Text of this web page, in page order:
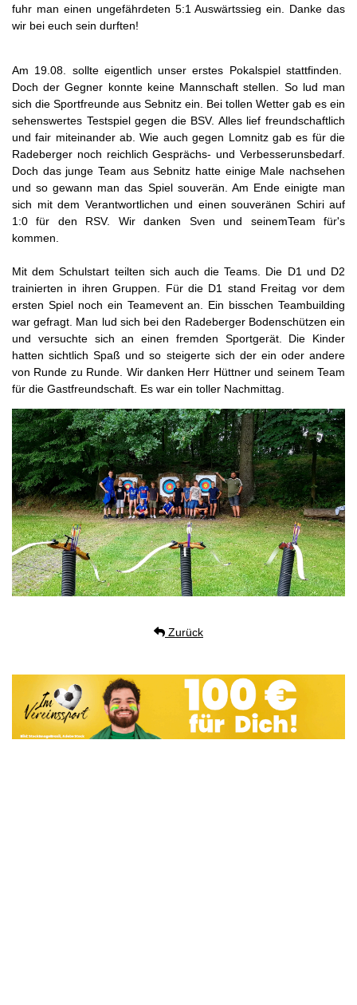
fuhr man einen ungefährdeten 5:1 Auswärtssieg ein. Danke das
wir bei euch sein durften!
Am 19.08. sollte eigentlich unser erstes Pokalspiel stattfinden.
Doch der Gegner konnte keine Mannschaft stellen. So lud man
sich die Sportfreunde aus Sebnitz ein. Bei tollen Wetter gab es ein
sehenswertes Testspiel gegen die BSV. Alles lief freundschaftlich
und fair miteinander ab. Wie auch gegen Lomnitz gab es für die
Radeberger noch reichlich Gesprächs- und Verbesserunsbedarf.
Doch das junge Team aus Sebnitz hatte einige Male nachsehen
und so gewann man das Spiel souverän. Am Ende einigte man
sich mit dem Verantwortlichen und einen souveränen Schiri auf
1:0 für den RSV. Wir danken Sven und seinemTeam für's
kommen.
Mit dem Schulstart teilten sich auch die Teams. Die D1 und D2
trainierten in ihren Gruppen. Für die D1 stand Freitag vor dem
ersten Spiel noch ein Teamevent an. Ein bisschen Teambuilding
war gefragt. Man lud sich bei den Radeberger Bodenschützen ein
und versuchte sich an einen fremden Sportgerät. Die Kinder
hatten sichtlich Spaß und so steigerte sich der ein oder andere
von Runde zu Runde. Wir danken Herr Hüttner und seinem Team
für die Gastfreundschaft. Es war ein toller Nachmittag.
Zurück